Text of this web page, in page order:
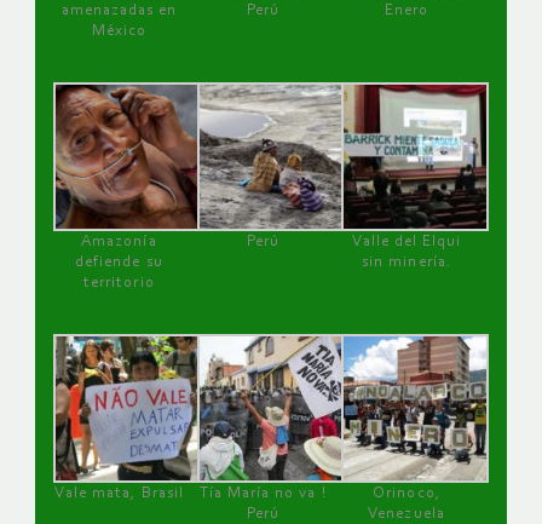
amenazadas en
México
Perú
Enero
Amazonía
defiende su
territorio
Perú
Valle del Elqui
sin minería.
Vale mata, Brasil
Tía María no va !
Perú
Orinoco,
Venezuela